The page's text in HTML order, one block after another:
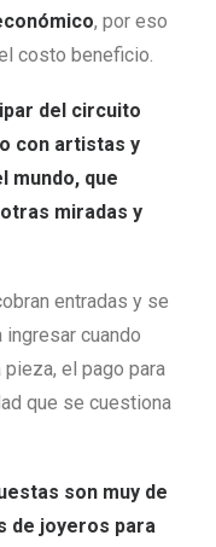
, por eso
costo beneficio.
del circuito
con artistas y
mundo, que
miradas y
entradas y se
ingresar cuando
el pago para
que se cuestiona
son muy de
de joyeros para